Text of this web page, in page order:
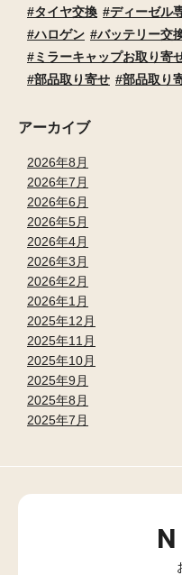
タイヤ交換 ディーゼル
ハロゲン
バッテリー交
ミラーキャップお取り寄
部品取り寄せ
部品取り
アーカイブ
2026年8月
2026年7月
2026年6月
2026年5月
2026年4月
2026年3月
2026年2月
2026年1月
2025年12月
2025年11月
2025年10月
2025年9月
2025年8月
2025年7月